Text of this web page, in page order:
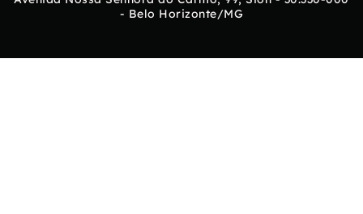
- Belo Horizonte/MG